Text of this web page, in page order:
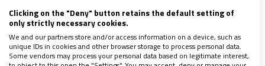
preocupación por las obras de arte que eternizaran
la memoria de sus patrocinadores, se habían
adueñado de la Iglesia de Roma, en un triste
Clicking on the "Deny" button retains the default setting of
only strictly necessary cookies.
We and our partners store and/or access information on a device, such as
unique IDs in cookies and other browser storage to process personal data.
Some vendors may process your personal data based on legitimate interest,